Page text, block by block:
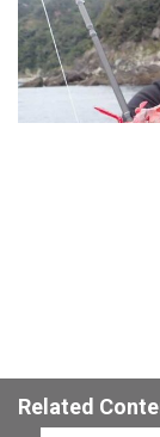
Related